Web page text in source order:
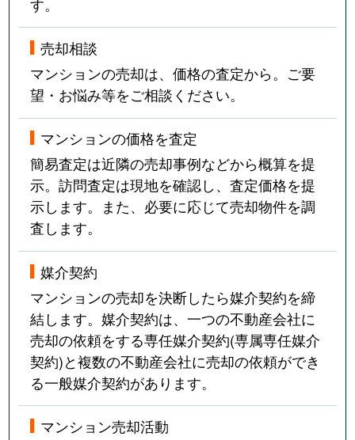
売却相談
マンションの売却は、価格の査定から。ご要
望・お悩み等をご相談ください。
マンションの価格を査定
簡易査定は近隣の売却事例などから概算を提
示。訪問査定は現地を確認し、査定価格を提
示します。また、必要に応じて売却物件を調
査します。
媒介契約
マンションの売却を決断したら媒介契約を締
結します。媒介契約は、一つの不動産会社に
売却の依頼をする専任媒介契約(専属専任媒介
契約)と複数の不動産会社に売却の依頼ができ
る一般媒介契約があります。
マンション売却活動